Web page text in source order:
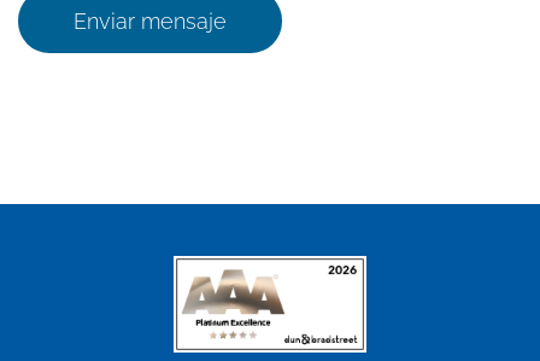
Enviar mensaje